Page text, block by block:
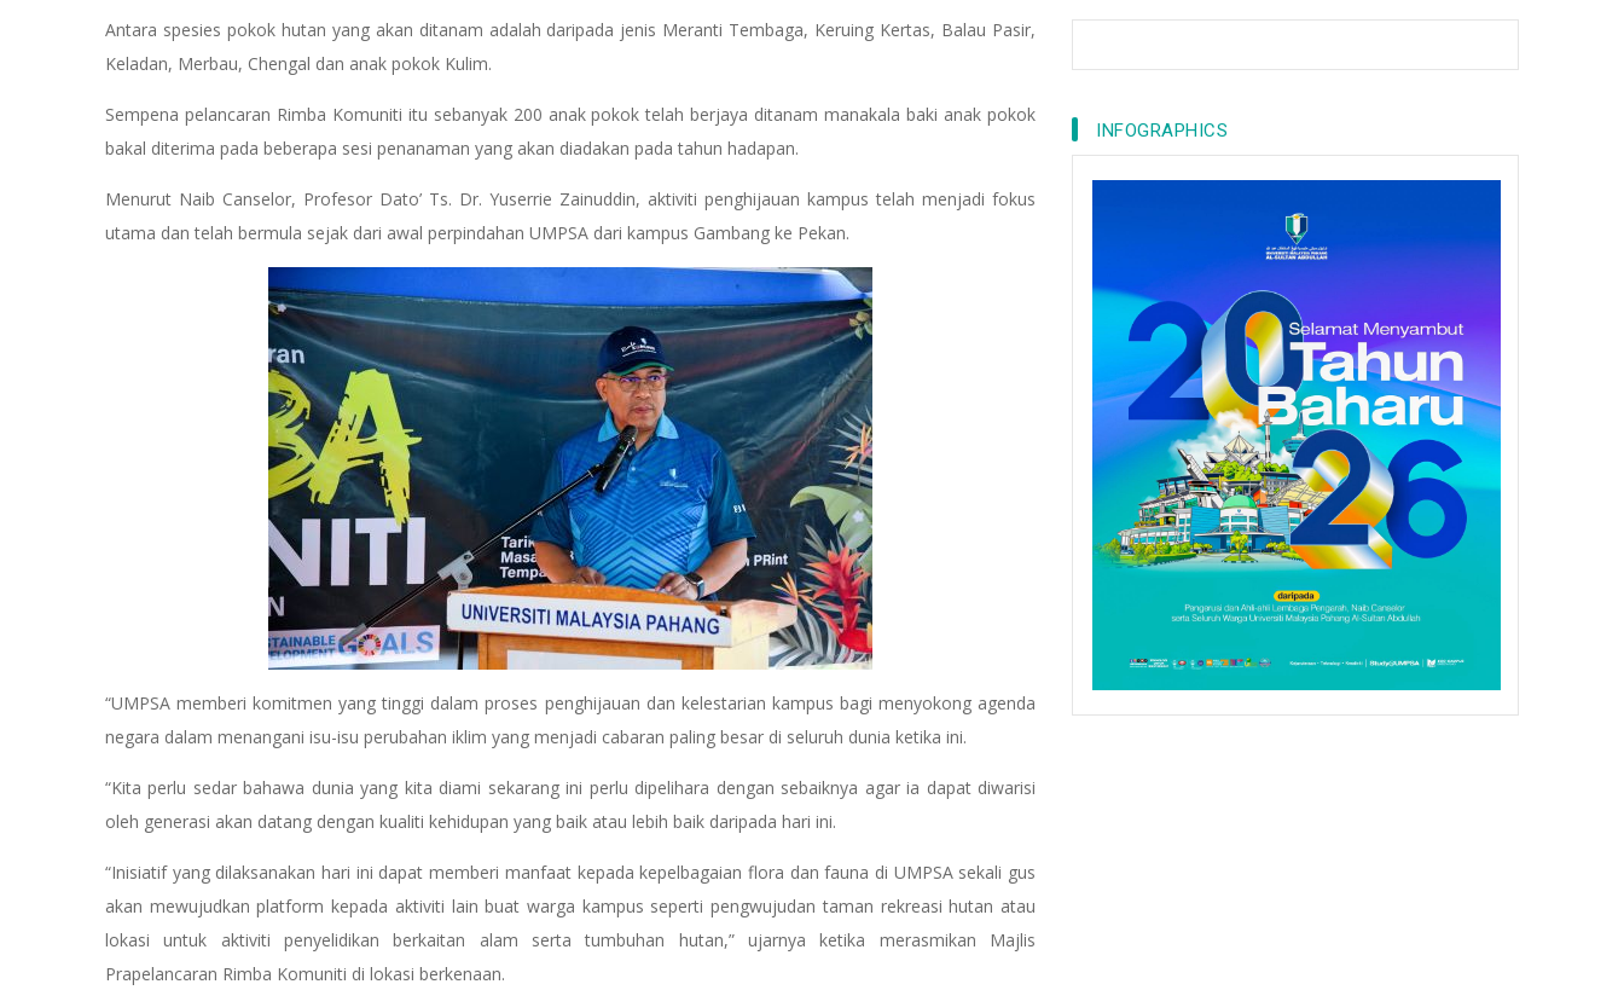
Antara spesies pokok hutan yang akan ditanam adalah daripada jenis Meranti Tembaga, Keruing Kertas, Balau Pasir,
Keladan, Merbau, Chengal dan anak pokok Kulim.
Sempena pelancaran Rimba Komuniti itu sebanyak 200 anak pokok telah berjaya ditanam manakala baki anak pokok
bakal diterima pada beberapa sesi penanaman yang akan diadakan pada tahun hadapan.
Menurut Naib Canselor, Profesor Dato’ Ts. Dr. Yuserrie Zainuddin, aktiviti penghijauan kampus telah menjadi fokus
utama dan telah bermula sejak dari awal perpindahan UMPSA dari kampus Gambang ke Pekan.
“UMPSA memberi komitmen yang tinggi dalam proses penghijauan dan kelestarian kampus bagi menyokong agenda
negara dalam menangani isu-isu perubahan iklim yang menjadi cabaran paling besar di seluruh dunia ketika ini.
“Kita perlu sedar bahawa dunia yang kita diami sekarang ini perlu dipelihara dengan sebaiknya agar ia dapat diwarisi
oleh generasi akan datang dengan kualiti kehidupan yang baik atau lebih baik daripada hari ini.
“Inisiatif yang dilaksanakan hari ini dapat memberi manfaat kepada kepelbagaian flora dan fauna di UMPSA sekali gus
akan mewujudkan platform kepada aktiviti lain buat warga kampus seperti pengwujudan taman rekreasi hutan atau
lokasi untuk aktiviti penyelidikan berkaitan alam serta tumbuhan hutan,” ujarnya ketika merasmikan Majlis
Prapelancaran Rimba Komuniti di lokasi berkenaan.
INFOGRAPHICS